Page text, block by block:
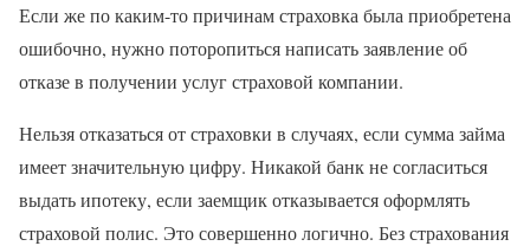
Если же по каким-то причинам страховка была приобретена
ошибочно, нужно поторопиться написать заявление об
отказе в получении услуг страховой компании.
Нельзя отказаться от страховки в случаях, если сумма займа
имеет значительную цифру. Никакой банк не согласиться
выдать ипотеку, если заемщик отказывается оформлять
страховой полис. Это совершенно логично. Без страхования